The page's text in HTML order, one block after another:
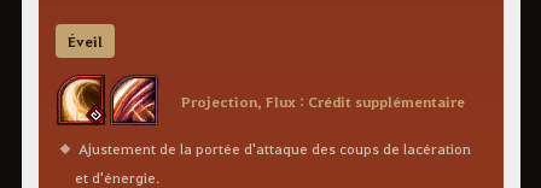
Éveil
Projection, Flux : Crédit supplémentaire
Ajustement de la portée d'attaque des coups de lacération
et d'énergie.